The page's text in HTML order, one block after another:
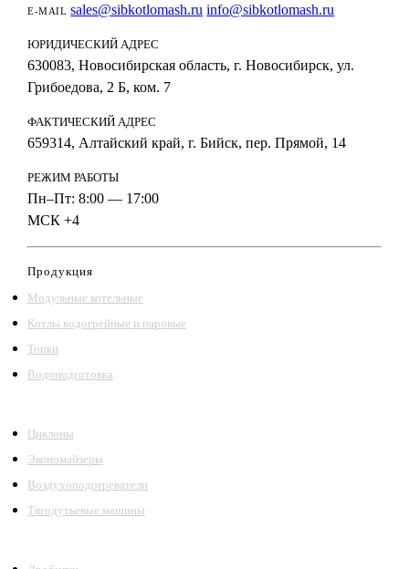
E-MAIL sales@sibkotlomash.ru info@sibkotlomash.ru
ЮРИДИЧЕСКИЙ АДРЕС
630083, Новосибирская область, г. Новосибирск, ул.
Грибоедова, 2 Б, ком. 7
ФАКТИЧЕСКИЙ АДРЕС
659314, Алтайский край, г. Бийск, пер. Прямой, 14
РЕЖИМ РАБОТЫ
Пн–Пт: 8:00 — 17:00
МСК +4
Продукция
Модульные котельные
Котлы водогрейные и паровые
Топки
Водоподготовка
Циклоны
Экономайзеры
Воздухоподогреватели
Тягодутьевые машины